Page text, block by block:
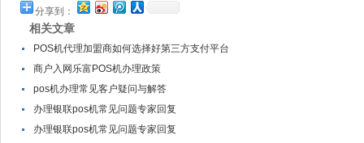
分享到：
相关文章
POS机代理加盟商如何选择好第三方支付平台
商户入网乐富POS机办理政策
pos机办理常见客户疑问与解答
办理银联pos机常见问题专家回复
办理银联pos机常见问题专家回复